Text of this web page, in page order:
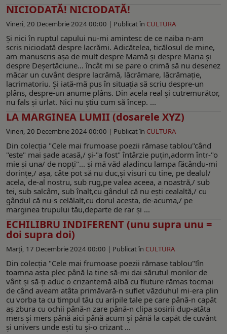
NICIODATĂ! NICIODATĂ!
Vineri, 20 Decembrie 2024 00:00 | Publicat în CULTURA
Şi nici în ruptul capului nu-mi amintesc de ce naiba n-am
scris niciodată despre lacrămi. Adicătelea, ticălosul de mine,
am manuscris aşa de mult despre Mamă şi despre Maria şi
despre Deşertăciune... încât mi se pare o crimă să nu desenez
măcar un cuvânt despre lacrămă, lăcrămare, lăcrămaţie,
lacrimatoriu. Şi iată-mă pus în situaţia să scriu despre-un
plâns, despre-un anume plâns. Din acela real şi cutremurător,
nu fals şi urlat. Nici nu ştiu cum să încep. ...
LA MARGINEA LUMII (dosarele XYZ)
Vineri, 20 Decembrie 2024 00:00 | Publicat în CULTURA
Din colecția "Cele mai frumoase poezii rămase tablou"când
"este" mai şade acasă,/ şi-"a fost" întârzie puţin,adorm într-"o
mie şi una/ de nopţi"... şi mă văd aladincu lampa făcându-mi
dorinţe,/ aşa, câte pot să nu duc,şi visuri cu tine, pe dealul/
acela, de-al nostru, sub rug,pe valea aceea, a noastră,/ sub
tei, sub salcâm, sub înalt,cu gândul că nu eşti cealaltă,/ cu
gândul că nu-s celălalt,cu dorul acesta, de-acuma,/ pe
marginea trupului tău,departe de rar şi ...
ECHILIBRU INDIFERENT (unu supra unu =
doi supra doi)
Marți, 17 Decembrie 2024 00:00 | Publicat în CULTURA
Din colecția "Cele mai frumoase poezii rămase tablou"!în
toamna asta plec până la tine să-mi dai sărutul morilor de
vânt şi să-ţi aduc o crizantemă albă cu fluture rămas tocmai
de când aveam atâta primăvară-n suflet văzduhul mi-era plin
cu vorba ta cu timpul tău cu aripile tale pe care până-n capăt
aş zbura cu ochii până-n zare până-n clipa sosirii dup-atâta
mers şi mers până aici până acum şi până la capăt de cuvânt
şi univers unde eşti tu şi-o crizant ...